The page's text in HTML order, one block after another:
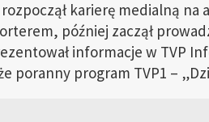
rozpoczął karierę medialną na
później zaczął
informacje w TVP
poranny program TVP1 –